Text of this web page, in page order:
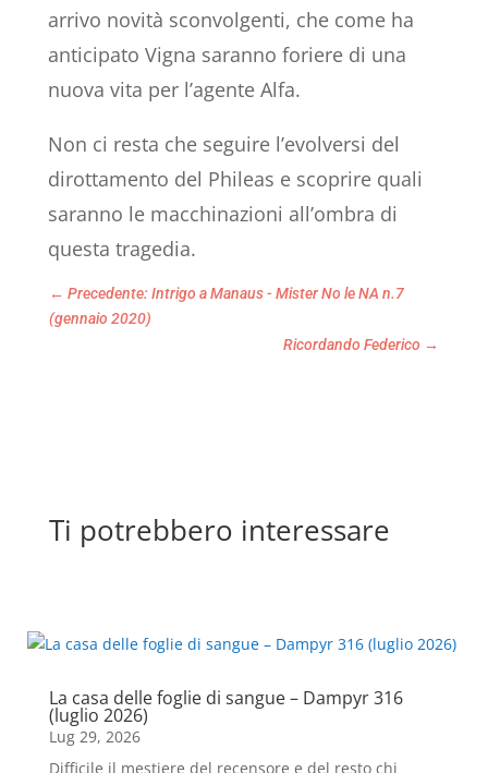
arrivo novità sconvolgenti, che come ha
anticipato Vigna saranno foriere di una
nuova vita per l’agente Alfa.
Non ci resta che seguire l’evolversi del
dirottamento del Phileas e scoprire quali
saranno le macchinazioni all’ombra di
questa tragedia.
← Precedente: Intrigo a Manaus - Mister No le NA n.7
(gennaio 2020)
Ricordando Federico →
Ti potrebbero interessare
La casa delle foglie di sangue – Dampyr 316
(luglio 2026)
Lug 29, 2026
Difficile il mestiere del recensore e del resto chi